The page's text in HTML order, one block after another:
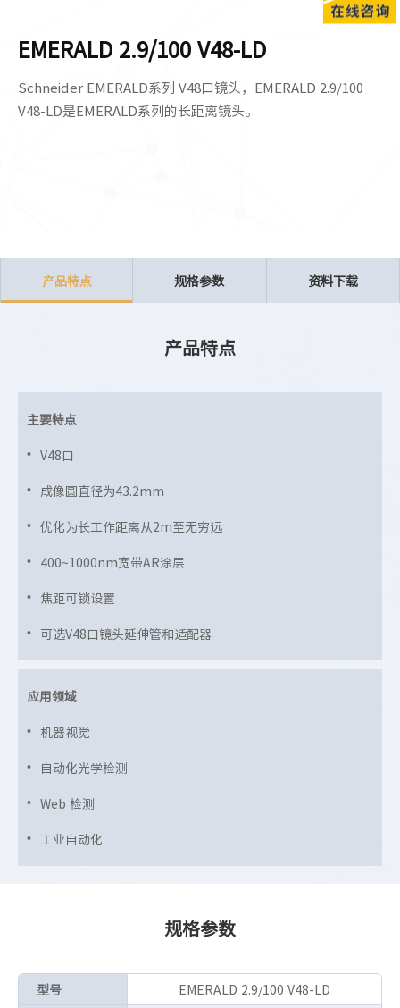
EMERALD 2.9/100 V48-LD
Schneider EMERALD系列 V48口镜头，EMERALD 2.9/100
V48-LD是EMERALD系列的长距离镜头。
产品特点 规格参数 资料下载
产品特点
主要特点
V48口
成像圆直径为43.2mm
优化为长工作距离从2m至无穷远
400~1000nm宽带AR涂层
焦距可锁设置
可选V48口镜头延伸管和适配器
应用领域
机器视觉
自动化光学检测
Web 检测
工业自动化
规格参数
型号
EMERALD 2.9/100 V48-LD